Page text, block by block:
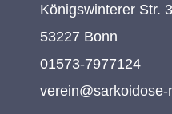
Königswinterer Str.
53227 Bonn
01573-7977124